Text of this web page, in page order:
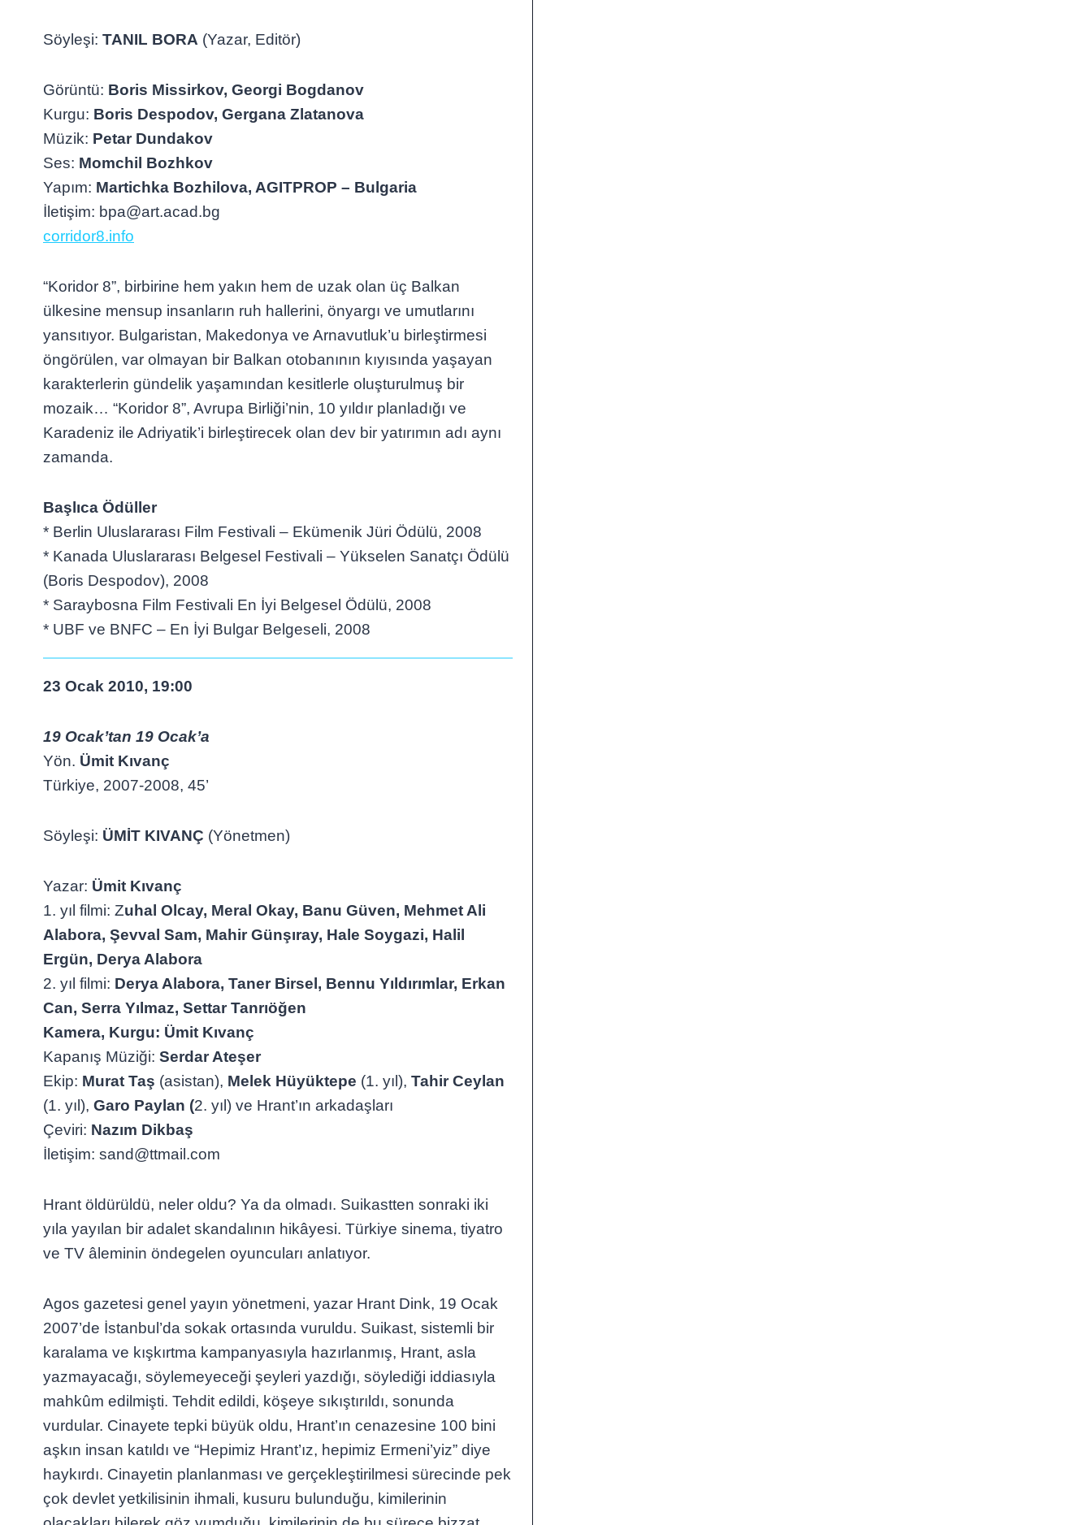
Söyleşi: TANIL BORA (Yazar, Editör)
Görüntü: Boris Missirkov, Georgi Bogdanov
Kurgu: Boris Despodov, Gergana Zlatanova
Müzik: Petar Dundakov
Ses: Momchil Bozhkov
Yapım: Martichka Bozhilova, AGITPROP – Bulgaria
İletişim: bpa@art.acad.bg
corridor8.info
“Koridor 8”, birbirine hem yakın hem de uzak olan üç Balkan
ülkesine mensup insanların ruh hallerini, önyargı ve umutlarını
yansıtıyor. Bulgaristan, Makedonya ve Arnavutluk’u birleştirmesi
öngörülen, var olmayan bir Balkan otobanının kıyısında yaşayan
karakterlerin gündelik yaşamından kesitlerle oluşturulmuş bir
mozaik… “Koridor 8”, Avrupa Birliği’nin, 10 yıldır planladığı ve
Karadeniz ile Adriyatik’i birleştirecek olan dev bir yatırımın adı aynı
zamanda.
Başlıca Ödüller
* Berlin Uluslararası Film Festivali – Ekümenik Jüri Ödülü, 2008
* Kanada Uluslararası Belgesel Festivali – Yükselen Sanatçı Ödülü
(Boris Despodov), 2008
* Saraybosna Film Festivali En İyi Belgesel Ödülü, 2008
* UBF ve BNFC – En İyi Bulgar Belgeseli, 2008
23 Ocak 2010, 19:00
19 Ocak’tan 19 Ocak’a
Yön. Ümit Kıvanç
Türkiye, 2007-2008, 45’
Söyleşi: ÜMİT KIVANÇ (Yönetmen)
Yazar: Ümit Kıvanç
1. yıl filmi: Zuhal Olcay, Meral Okay, Banu Güven, Mehmet Ali
Alabora, Şevval Sam, Mahir Günşıray, Hale Soygazi, Halil
Ergün, Derya Alabora
2. yıl filmi: Derya Alabora, Taner Birsel, Bennu Yıldırımlar, Erkan
Can, Serra Yılmaz, Settar Tanrıöğen
Kamera, Kurgu: Ümit Kıvanç
Kapanış Müziği: Serdar Ateşer
Ekip: Murat Taş (asistan), Melek Hüyüktepe (1. yıl), Tahir Ceylan
(1. yıl), Garo Paylan (2. yıl) ve Hrant’ın arkadaşları
Çeviri: Nazım Dikbaş
İletişim: sand@ttmail.com
Hrant öldürüldü, neler oldu? Ya da olmadı. Suikastten sonraki iki
yıla yayılan bir adalet skandalının hikâyesi. Türkiye sinema, tiyatro
ve TV âleminin öndegelen oyuncuları anlatıyor.
Agos gazetesi genel yayın yönetmeni, yazar Hrant Dink, 19 Ocak
2007’de İstanbul’da sokak ortasında vuruldu. Suikast, sistemli bir
karalama ve kışkırtma kampanyasıyla hazırlanmış, Hrant, asla
yazmayacağı, söylemeyeceği şeyleri yazdığı, söylediği iddiasıyla
mahkûm edilmişti. Tehdit edildi, köşeye sıkıştırıldı, sonunda
vurdular. Cinayete tepki büyük oldu, Hrant’ın cenazesine 100 bini
aşkın insan katıldı ve “Hepimiz Hrant’ız, hepimiz Ermeni’yiz” diye
haykırdı. Cinayetin planlanması ve gerçekleştirilmesi sürecinde pek
çok devlet yetkilisinin ihmali, kusuru bulunduğu, kimilerinin